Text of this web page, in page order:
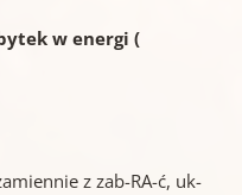
w energi (
z zab-RA-ć, uk-